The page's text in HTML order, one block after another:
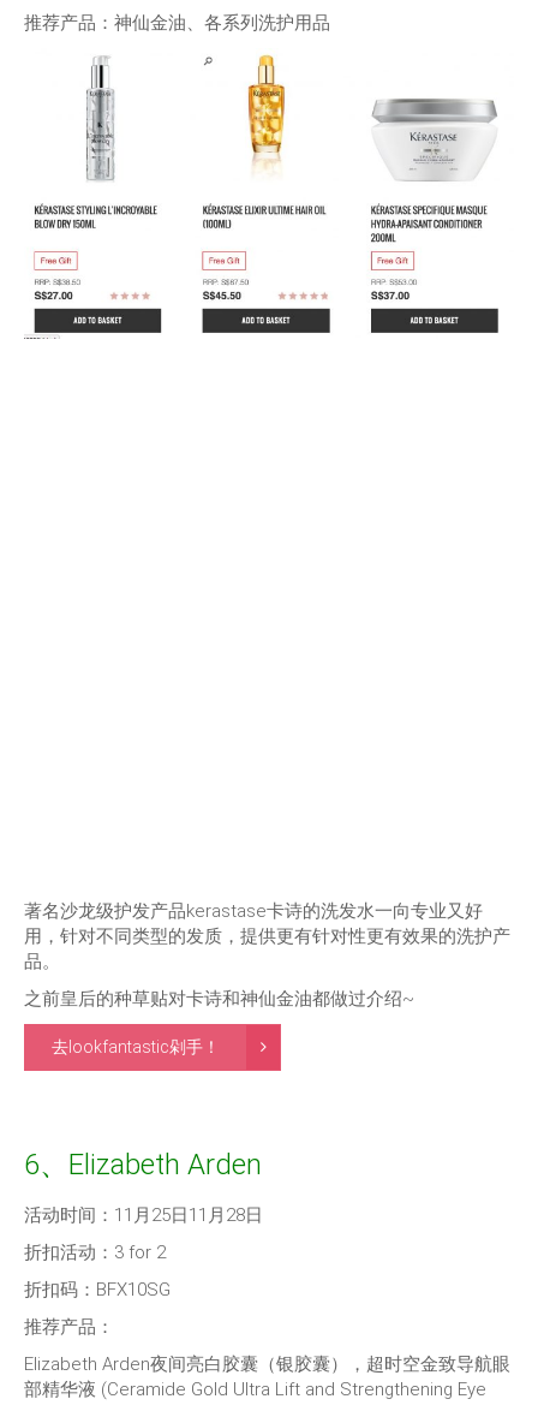
推荐产品：神仙金油、各系列洗护用品
著名沙龙级护发产品kerastase卡诗的洗发水一向专业又好
用，针对不同类型的发质，提供更有针对性更有效果的洗护产
品。
之前皇后的种草贴对卡诗和神仙金油都做过介绍~
去lookfantastic剁手！
6、Elizabeth Arden
活动时间：11月25日11月28日
折扣活动：3 for 2
折扣码：BFX10SG
推荐产品：
Elizabeth Arden夜间亮白胶囊（银胶囊），超时空金致导航眼
部精华液 (Ceramide Gold Ultra Lift and Strengthening Eye